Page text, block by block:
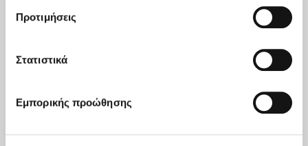
και τροποποιήστε τις προτιμήσεις σας (εκτός από τα
τεχνικώς απαραίτητα) επιλέγοντας τις επιθυμητές
Προτιμήσεις
Στατιστικά
Εμπορικής προώθησης
Shipped
Articles
Premium
Up to 1.000€
Up to 1.500€
9,00€
1% επί της